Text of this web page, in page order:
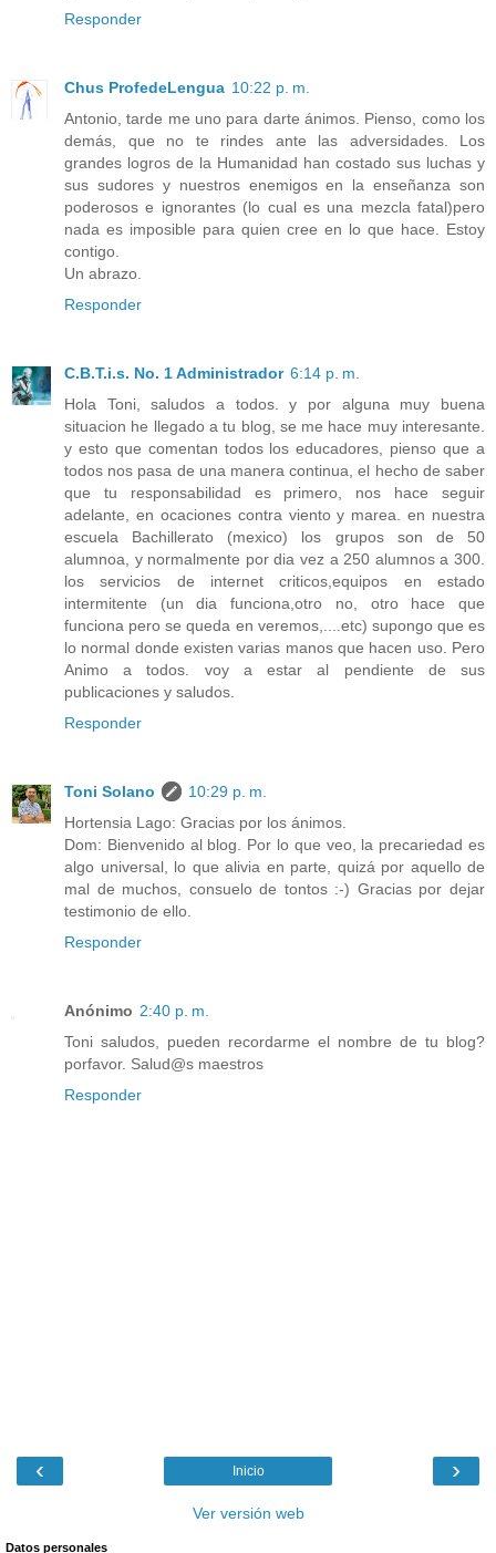
Responder
Chus ProfedeLengua 10:22 p. m.
Antonio, tarde me uno para darte ánimos. Pienso, como los
demás, que no te rindes ante las adversidades. Los
grandes logros de la Humanidad han costado sus luchas y
sus sudores y nuestros enemigos en la enseñanza son
poderosos e ignorantes (lo cual es una mezcla fatal)pero
nada es imposible para quien cree en lo que hace. Estoy
contigo.
Un abrazo.
Responder
C.B.T.i.s. No. 1 Administrador 6:14 p. m.
Hola Toni, saludos a todos. y por alguna muy buena
situacion he llegado a tu blog, se me hace muy interesante.
y esto que comentan todos los educadores, pienso que a
todos nos pasa de una manera continua, el hecho de saber
que tu responsabilidad es primero, nos hace seguir
adelante, en ocaciones contra viento y marea. en nuestra
escuela Bachillerato (mexico) los grupos son de 50
alumnoa, y normalmente por dia vez a 250 alumnos a 300.
los servicios de internet criticos,equipos en estado
intermitente (un dia funciona,otro no, otro hace que
funciona pero se queda en veremos,....etc) supongo que es
lo normal donde existen varias manos que hacen uso. Pero
Animo a todos. voy a estar al pendiente de sus
publicaciones y saludos.
Responder
Toni Solano
10:29 p. m.
Hortensia Lago: Gracias por los ánimos.
Dom: Bienvenido al blog. Por lo que veo, la precariedad es
algo universal, lo que alivia en parte, quizá por aquello de
mal de muchos, consuelo de tontos :-) Gracias por dejar
testimonio de ello.
Responder
Anónimo 2:40 p. m.
Toni saludos, pueden recordarme el nombre de tu blog?
porfavor. Salud@s maestros
Responder
‹ ›
Inicio
Ver versión web
Datos personales